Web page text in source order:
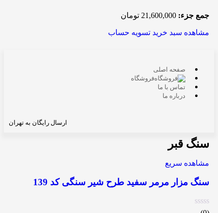
جمع جزء: 21,600,000 تومان
مشاهده سبد خرید تسویه حساب
صفحه اصلی
فروشگاه
تماس با ما
درباره ما
ارسال رایگان به تهران
سنگ قبر
مشاهده سریع
سنگ مزار مرمر سفید طرح شیر سنگی کد 139